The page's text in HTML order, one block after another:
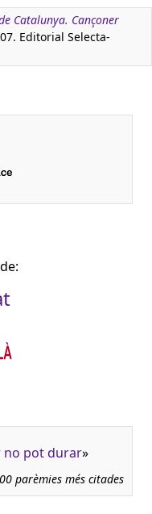
Catalunya. Cançoner
Editorial Selecta-
no pot durar»
parèmies més citades